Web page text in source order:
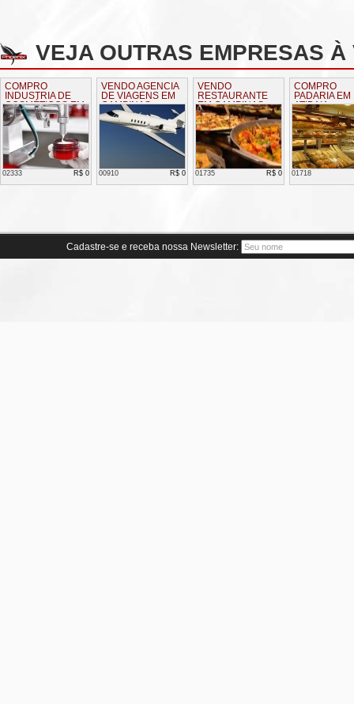
VEJA OUTRAS EMPRESAS
COMPRO
INDUSTRIA DE
COSMÉTICOS EM
SÃO PAULO
02333 R$ 0
VENDO AGENCIA
DE VIAGENS EM
CAMPINAS
00910 R$ 0
VENDO
RESTAURANTE
EM CAMPINAS
01735 R$ 0
COMPRO
PADARIA EM
ATIBAIA
01718
Cadastre-se e receba nossa Newsletter: